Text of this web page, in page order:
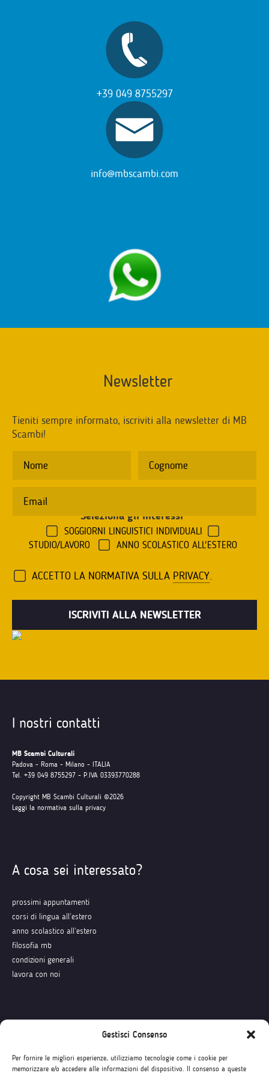
Gestisci Consenso
Per fornire le migliori esperienze, utilizziamo tecnologie come i cookie per
memorizzare e/o accedere alle informazioni del dispositivo. Il consenso a queste
+39 049 8755297
info@mbscambi.com
Newsletter
Tieniti sempre informato, iscriviti alla newsletter di MB
Scambi!
Seleziona gli interessi
SOGGIORNI LINGUISTICI INDIVIDUALI
STUDIO/LAVORO
ANNO SCOLASTICO ALL'ESTERO
ACCETTO LA NORMATIVA SULLA PRIVACY.
I nostri contatti
MB Scambi Culturali
Padova - Roma - Milano - ITALIA
Tel. +39 049 8755297 - P.IVA 03393770288
Copyright MB Scambi Culturali ©2026
Leggi la normativa sulla privacy
A cosa sei interessato?
prossimi appuntamenti
corsi di lingua all’estero
anno scolastico all’estero
filosofia mb
condizioni generali
lavora con noi